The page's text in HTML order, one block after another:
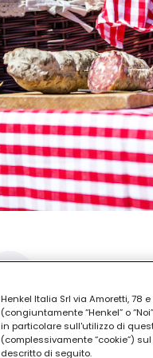
TEMPO DI PREPARAZIONE
Henkel Italia Srl via Amoretti, 78
(congiuntamente “Henkel” o
in particolare sull'utilizzo di
(complessivamente “cookie”)
descritto di seguito.